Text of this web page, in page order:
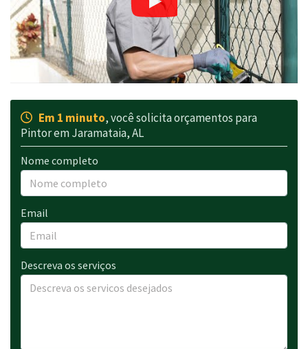
Em 1 minuto, você solicita orçamentos para
Pintor em Jaramataia, AL
Nome completo
Email
Descreva os serviços